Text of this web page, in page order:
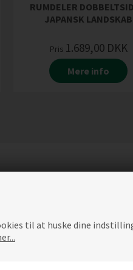
til at huske dine
RUMDELER
JAPANSK LANDSKAB
Pris 1.689,00 DKK
Mere info